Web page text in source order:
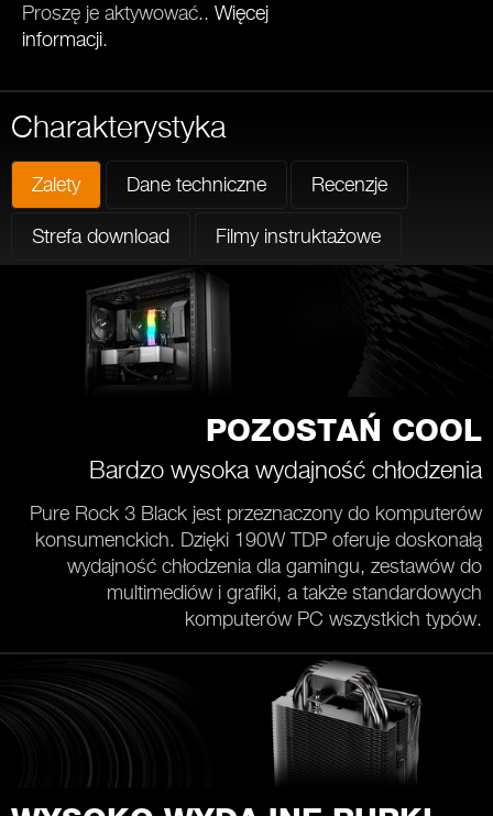
Proszę je aktywować.. Więcej
informacji.
Charakterystyka
Zalety Dane techniczne Recenzje
Strefa download Filmy instruktażowe
POZOSTAŃ COOL
Bardzo wysoka wydajność chłodzenia
Pure Rock 3 Black jest przeznaczony do komputerów
konsumenckich. Dzięki 190W TDP oferuje doskonałą
wydajność chłodzenia dla gamingu, zestawów do
multimediów i grafiki, a także standardowych
komputerów PC wszystkich typów.